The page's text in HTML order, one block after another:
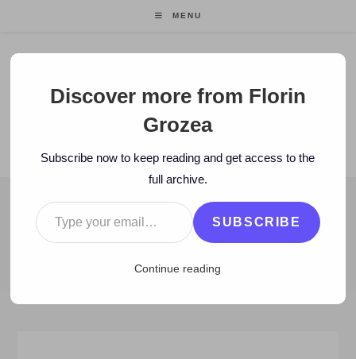
MENU
Florin Grozea
ENTREPRENEUR. FOUNDER/CEO MOCAPP.
BLOG
2013 > May > 22 > Artisti > ONLINE: Noul Pandora de la
Discover more from Florin
Grozea
Subscribe now to keep reading and get access to the
full archive.
Type your email…
SUBSCRIBE
Continue reading